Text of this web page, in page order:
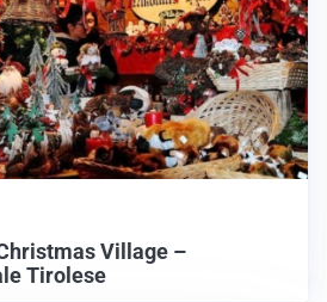
Village –
Tirolese